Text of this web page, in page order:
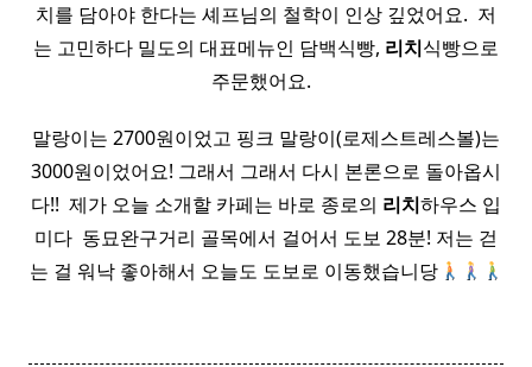
치를 담아야 한다는 셰프님의 철학이 인상 깊었어요. ​ 저
는 고민하다 밀도의 대표메뉴인 담백식빵, 리치식빵​으로
주문했어요. ​ ​
말랑이는 2700원이었고 핑크 말랑이(로제스트레스볼)는
3000원이었어요! 그래서 그래서 다시 본론으로 돌아옵시
다!! ​ 제가 오늘 소개할 카페는 바로 종로의 리치하우스 입
미다 ​ 동묘완구거리 골목에서 걸어서 도보 28분! 저는 걷
는 걸 워낙 좋아해서 오늘도 도보로 이동했습니당